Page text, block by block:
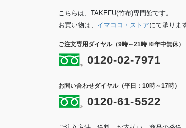
こちらは、TAKEFU(竹布)専門館です。
お買い物は、 イマココ・ストアにて承りま
ご注文専用ダイヤル（9時～21時 ※年中無休）
0120-02-7971
お問い合わせダイヤル（平日：10時～17時）
0120-61-5522